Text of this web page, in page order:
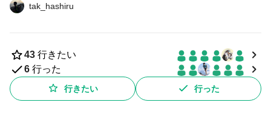
tak_hashiru
43 行きたい
6 行った
行きたい 行った